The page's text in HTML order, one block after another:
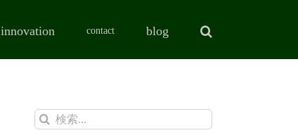
innovation contact blog
検